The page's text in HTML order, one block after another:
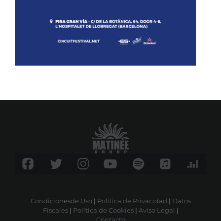
Condicionesde Uso| Política de Privacidad | Datos
Fiscales| Política de Cookies| Aviso Legal |